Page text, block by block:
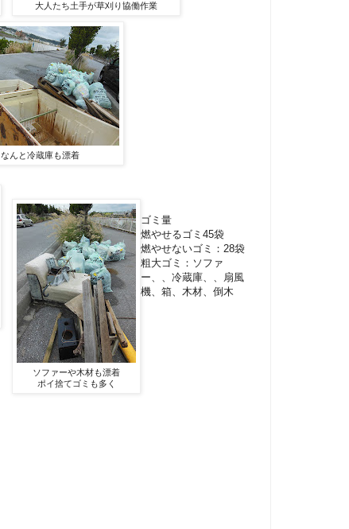
大人たち土手が草刈り協働作業
なんと冷蔵庫も漂着
ソファーや木材も漂着
ポイ捨てゴミも多く
ゴミ量
燃やせるゴミ45袋
燃やせないゴミ：28袋
粗大ゴミ：ソファ
ー、、冷蔵庫、、扇風
機、箱、木材、倒木